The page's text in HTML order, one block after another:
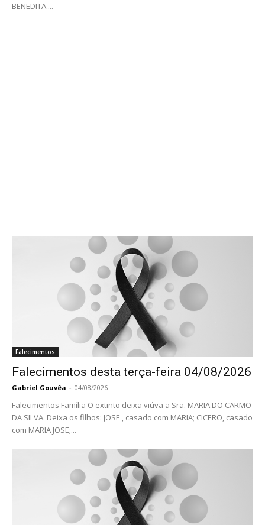
BENEDITA....
Falecimentos
Falecimentos desta terça-feira 04/08/2026
Gabriel Gouvêa - 04/08/2026
Falecimentos Família O extinto deixa viúva a Sra. MARIA DO CARMO
DA SILVA. Deixa os filhos: JOSE , casado com MARIA; CICERO, casado
com MARIA JOSE;...